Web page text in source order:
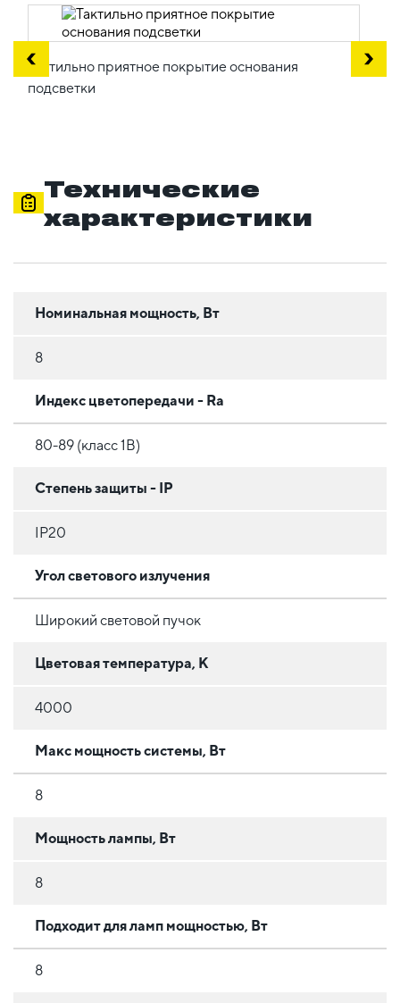
Тактильно приятное покрытие основания
подсветки
Технические
характеристики
Номинальная мощность, Вт
8
Индекс цветопередачи - Ra
80-89 (класс 1B)
Степень защиты - IP
IP20
Угол светового излучения
Широкий световой пучок
Цветовая температура, К
4000
Макс мощность системы, Вт
8
Мощность лампы, Вт
8
Подходит для ламп мощностью, Вт
8